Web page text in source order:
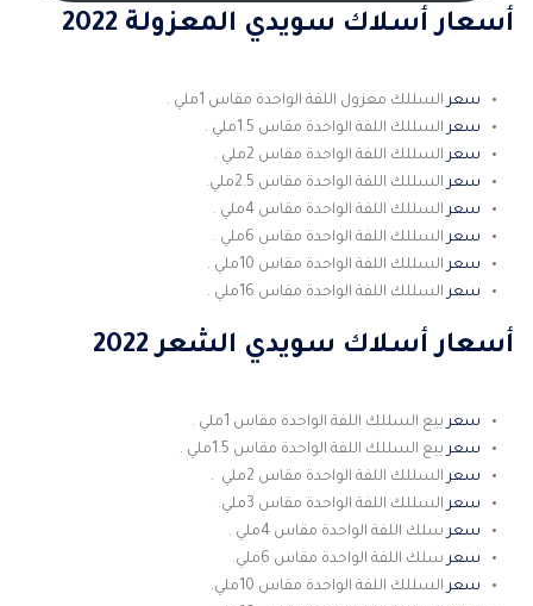
أسعار أسلاك سويدي المعزولة 2022
سعرالسللك معزول اللفة الواحدة مقاس 1ملي .
سعرالسللك اللفة الواحدة مقاس 1.5ملي .
سعرالسللك اللفة الواحدة مقاس 2ملي .
سعرالسللك اللفة الواحدة مقاس 2.5ملي.
سعرالسللك اللفة الواحدة مقاس 4ملي .
سعرالسللك اللفة الواحدة مقاس 6ملي .
سعرالسللك اللفة الواحدة مقاس 10ملي .
سعرالسللك اللفة الواحدة مقاس 16ملي .
أسعار أسلاك سويدي الشعر 2022
سعربيع السللك اللفة الواحدة مقاس 1ملي .
سعربيع السللك اللفة الواحدة مقاس 1.5ملي .
سعرالسللك اللفة الواحدة مقاس 2ملي .
سعرالسللك اللفة الواحدة مقاس 3ملي.
سعرسلك اللفة الواحدة مقاس 4ملي .
سعرسلك اللفة الواحدة مقاس 6ملي.
سعرالسللك اللفة الواحدة مقاس 10ملي.